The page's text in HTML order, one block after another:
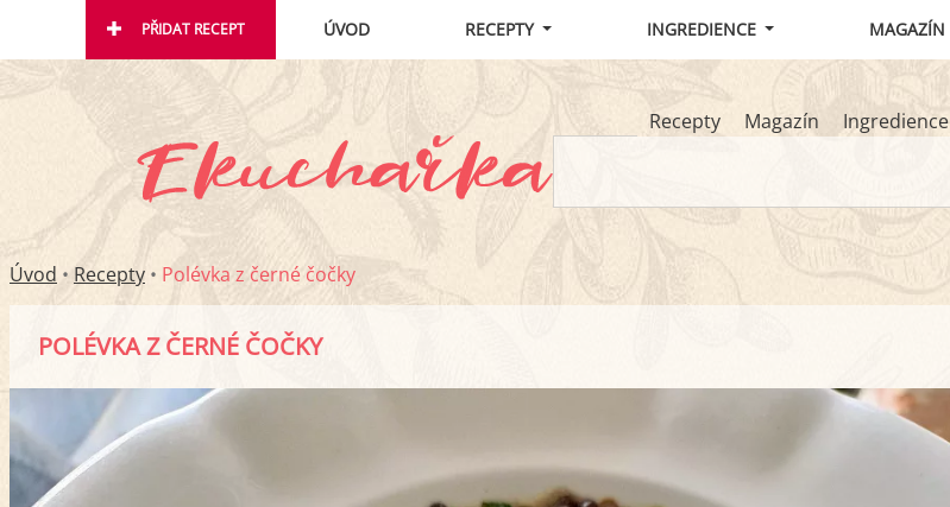
PŘIDAT RECEPT ÚVOD RECEPTY INGREDIENCE MAGAZÍN
Recepty Magazín
Ingredience
Úvod • Recepty • Polévka z černé čočky
POLÉVKA Z ČERNÉ ČOČKY